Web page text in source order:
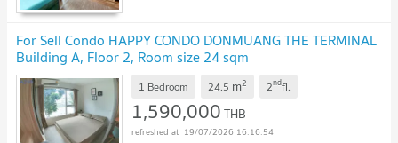
For Sell Condo HAPPY CONDO DONMUANG THE TERMINAL
Building A, Floor 2, Room size 24 sqm
1 Bedroom 24.5 m2 2ndfl.
1,590,000THB
19/07/2026 16:16:54